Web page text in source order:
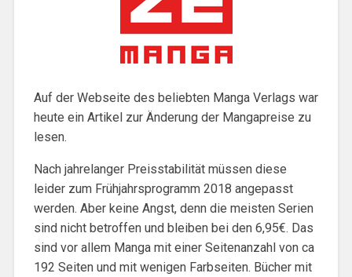
Auf der Webseite des beliebten Manga Verlags war
heute ein Artikel zur Änderung der Mangapreise zu
lesen.
Nach jahrelanger Preisstabilität müssen diese
leider zum Frühjahrsprogramm 2018 angepasst
werden. Aber keine Angst, denn die meisten Serien
sind nicht betroffen und bleiben bei den 6,95€. Das
sind vor allem Manga mit einer Seitenanzahl von ca
192 Seiten und mit wenigen Farbseiten. Bücher mit